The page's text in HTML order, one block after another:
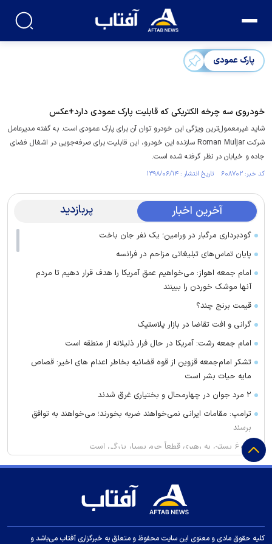
پارک عمودی
خودروی سه چرخه الکتریکی که قابلیت پارک عمودی دارد+عکس
شاید غیرمعمول‌ترین ویژگی این خودرو توان آن برای پارک عمودی است. به گفته مدیرعامل
شرکت Roman Muljar سازنده این خودرو، این قابلیت برای صرفه‌جویی در اشغال فضای
جاده و خیابان در نظر گرفته شده است.
کد خبر: ۶۰۸۷۰۲ تاریخ انتشار : ۱۳۹۸/۰۶/۱۴
آخرین اخبار پربازدید
گودبرداری مرگبار در ورامین؛ یک نفر جان باخت
پایان تماس‌های تبلیغاتی مزاحم در فرانسه
امام جمعه اهواز: می‌خواهیم عمق آمریکا را هدف قرار دهیم تا مردم
آنها موشک خوردن را ببینند
قیمت برنج چند؟
گرانی و افت تقاضا در بازار پلاستیک
امام جمعه رشت: آمریکا در حال فرار ذلیلانه از منطقه است
تشکر امام‌جمعه قزوین از قوه قضائیه بخاطر اعدام های اخیر: قصاص
مایه حیات بشر است
۲ مرد جوان در چهارمحال و بختیاری غرق شدند
ترامپ: مقامات ایرانی نمی‌خواهند ضربه بخورند؛ می‌خواهند به توافق
برسند
دروغ بستن به رهبری قطعاً جرم بسیار بزرگی است
علم‌الهدی: افرادی که می‌گویند جنگ را تمام کنید، بی‌عقل، مریض و
توضیح توانیر درباره افزایش چشمگیر مبلغ قبض برق
سخنگوی کمیسیون امنیت ملی مجلس: چارچوب کلی تفاهم با عمان
کلیه حقوق مادی و معنوی این سایت محفوظ و متعلق به خبرگزاری آفتاب می‌باشد و